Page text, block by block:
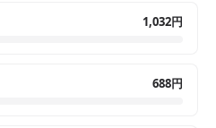
1,032円
688円